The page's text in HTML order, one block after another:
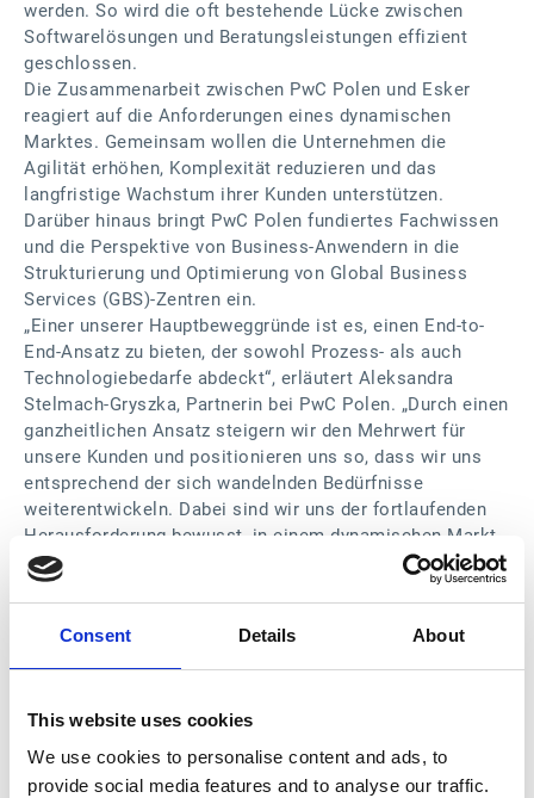
Consent Details About
This website uses cookies
We use cookies to personalise content and ads, to
provide social media features and to analyse our traffic.
werden. So wird die oft bestehende Lücke zwischen
Softwarelösungen und Beratungsleistungen effizient
geschlossen.
Die Zusammenarbeit zwischen PwC Polen und Esker
reagiert auf die Anforderungen eines dynamischen
Marktes. Gemeinsam wollen die Unternehmen die
Agilität erhöhen, Komplexität reduzieren und das
langfristige Wachstum ihrer Kunden unterstützen.
Darüber hinaus bringt PwC Polen fundiertes Fachwissen
und die Perspektive von Business-Anwendern in die
Strukturierung und Optimierung von Global Business
Services (GBS)-Zentren ein.
„Einer unserer Hauptbeweggründe ist es, einen End-to-
End-Ansatz zu bieten, der sowohl Prozess- als auch
Technologiebedarfe abdeckt“, erläutert Aleksandra
Stelmach-Gryszka, Partnerin bei PwC Polen. „Durch einen
ganzheitlichen Ansatz steigern wir den Mehrwert für
unsere Kunden und positionieren uns so, dass wir uns
entsprechend der sich wandelnden Bedürfnisse
weiterentwickeln. Dabei sind wir uns der fortlaufenden
Herausforderung bewusst, in einem dynamischen Markt
stets einen Schritt voraus zu sein, was Agilität und
kontinuierliche Innovation erfordert.“
Die Kooperation unterstützt die sich wandelnde Rolle
des heutigen CFOs, der nun im erweiterten Rahmen des
alle Abteilungen und Funktionen, die zur Gestaltung
finanzgetriebener Geschäftsergebnisse beitragen. Dies
wird durch vollständig integrierte Geschäftslösungen